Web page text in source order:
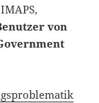
von